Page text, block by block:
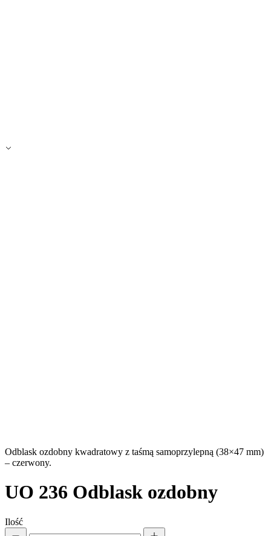
Odblask ozdobny kwadratowy z taśmą samoprzylepną (38×47 mm)
– czerwony.
UO 236 Odblask ozdobny
Ilość